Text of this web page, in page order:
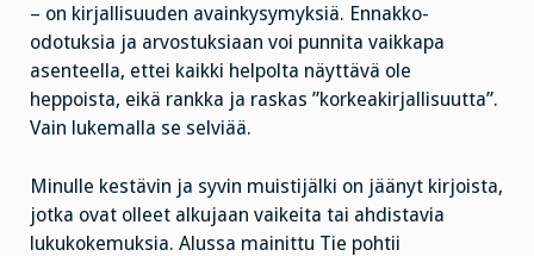
– on kirjallisuuden avainkysymyksiä. Ennakko-
odotuksia ja arvostuksiaan voi punnita vaikkapa
asenteella, ettei kaikki helpolta näyttävä ole
heppoista, eikä rankka ja raskas ”korkeakirjallisuutta”.
Vain lukemalla se selviää.
Minulle kestävin ja syvin muistijälki on jäänyt kirjoista,
jotka ovat olleet alkujaan vaikeita tai ahdistavia
lukukokemuksia. Alussa mainittu Tie pohtii